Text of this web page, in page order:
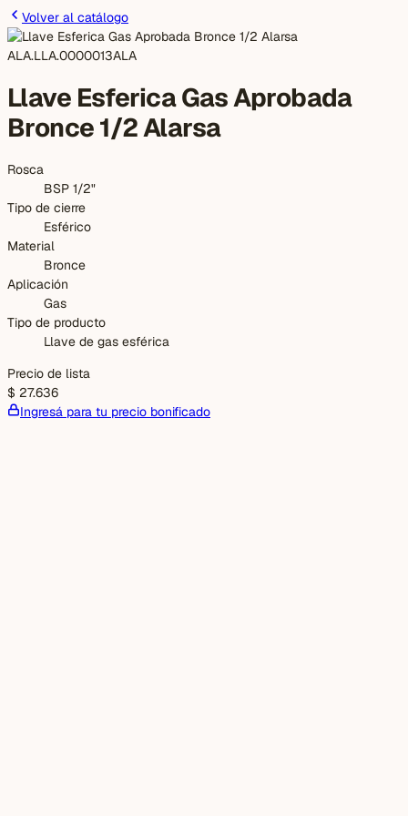
Volver al catálogo
ALA.LLA.0000013ALA
Llave Esferica Gas Aprobada
Bronce 1/2 Alarsa
Rosca
BSP 1/2"
Tipo de cierre
Esférico
Material
Bronce
Aplicación
Gas
Tipo de producto
Llave de gas esférica
Precio de lista
$ 27.636
Ingresá para tu precio bonificado